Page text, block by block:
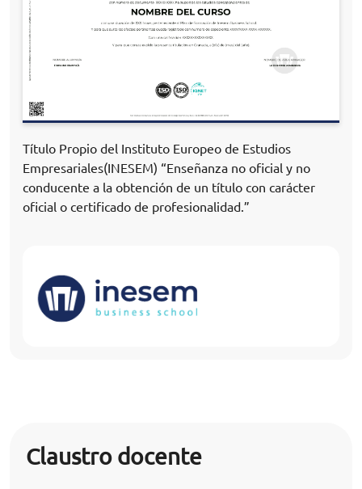
Título Propio del Instituto Europeo de Estudios
Empresariales(INESEM) “Enseñanza no oficial y no
conducente a la obtención de un título con carácter
oficial o certificado de profesionalidad.”
Claustro docente